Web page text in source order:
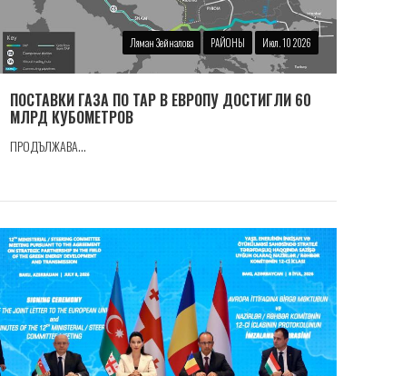
Ляман Зейналова РАЙОНЫ Июл. 10 2026
ПОСТАВКИ ГАЗА ПО TAP В ЕВРОПУ ДОСТИГЛИ 60
МЛРД КУБОМЕТРОВ
ПРОДЪЛЖАВА...